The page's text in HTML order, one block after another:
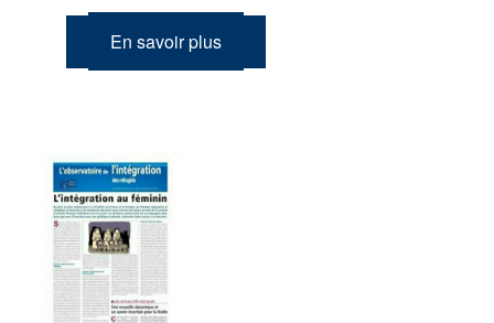
En savoir plus